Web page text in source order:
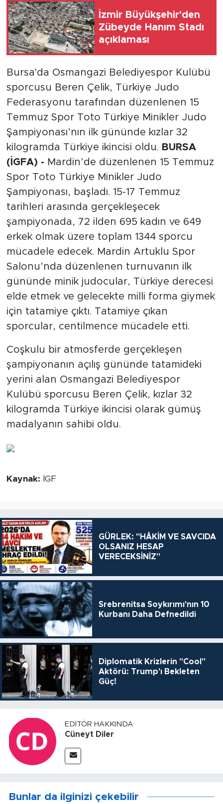
İzmir Büyükşehir'den
Zübeyde Hanım Stadı
açıklaması
Bursa'da Osmangazi Belediyespor Kulübü
sporcusu Beren Çelik, Türkiye Judo
Federasyonu tarafından düzenlenen 15
Temmuz Spor Toto Türkiye Minikler Judo
Şampiyonası’nın ilk gününde kızlar 32
kilogramda Türkiye ikincisi oldu. BURSA
(İGFA) - Mardin’de düzenlenen 15 Temmuz
Spor Toto Türkiye Minikler Judo
Şampiyonası, başladı. 15-17 Temmuz
tarihleri arasında gerçekleşecek
şampiyonada, 72 ilden 695 kadın ve 649
erkek olmak üzere toplam 1344 sporcu
mücadele edecek. Mardin Artuklu Spor
Salonu’nda düzenlenen turnuvanın ilk
gününde minik judocular, Türkiye derecesi
elde etmek ve gelecekte milli forma giymek
için tatamiye çıktı. Tatamiye çıkan
sporcular, centilmence mücadele etti.
Coşkulu bir atmosferde gerçekleşen
şampiyonanın açılış gününde tatamideki
yerini alan Osmangazi Belediyespor
Kulübü sporcusu Beren Çelik, kızlar 32
kilogramda Türkiye ikincisi olarak gümüş
madalyanın sahibi oldu.
Kaynak: İGF
GÜRLEK: "HÂKİM VE SAVCIDA
OLSANIZ HESAP
VERECEKSİNİZ"
Srebrenitsa Soykırımı'nın 10
Kurbanı Daha Defnedildi
Diplomatik Krizlerin "Cool"
Aktörü: Trump'ı Bekleten
Güç!
EDITÖR HAKKINDA
Cüneyt Diler
Bunlar da ilginizi çekebilir